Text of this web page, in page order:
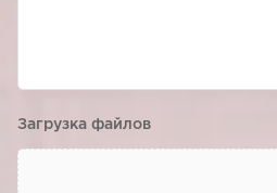
Загрузка файлов